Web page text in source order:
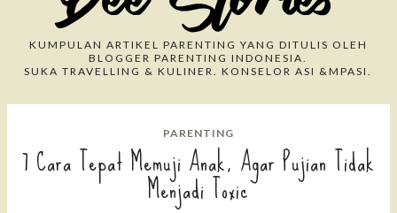
KUMPULAN ARTIKEL PARENTING YANG DITULIS OLEH
BLOGGER PARENTING INDONESIA.
SUKA TRAVELLING & KULINER. KONSELOR ASI &MPASI.
PARENTING
7 Cara Tepat Memuji Anak, Agar Pujian Tidak
Menjadi Toxic